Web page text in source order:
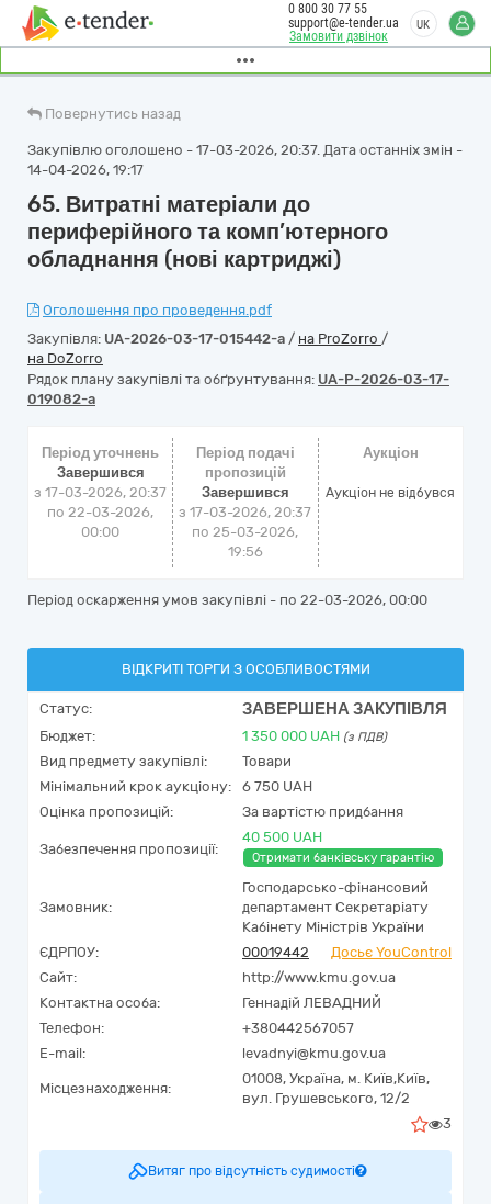
Замовити дзвінок
0 800 30 77 55
support@e-tender.ua
UK
Повернутись назад
Закупівлю оголошено - 17-03-2026, 20:37. Дата останніх змін -
14-04-2026, 19:17
65. Витратні матеріали до
периферійного та комп’ютерного
обладнання (нові картриджі)
Оголошення про проведення.pdf
Закупівля: UA-2026-03-17-015442-a / на ProZorro /
на DoZorro
Рядок плану закупівлі та обґрунтування: UA-P-2026-03-17-
019082-a
Період уточнень
Завершився
з 17-03-2026, 20:37
по 22-03-2026,
00:00
Період подачі
пропозицій
Завершився
з 17-03-2026, 20:37
по 25-03-2026,
19:56
Аукціон
Аукціон не відбувся
Період оскарження умов закупівлі - по 22-03-2026, 00:00
ВІДКРИТІ ТОРГИ З ОСОБЛИВОСТЯМИ
Статус: ЗАВЕРШЕНА ЗАКУПІВЛЯ
Бюджет: 1 350 000 UAH (з ПДВ)
Вид предмету закупівлі:
Товари
Мінімальний крок аукціону:
6 750 UAH
Оцінка пропозицій:
За вартістю придбання
Забезпечення пропозиції:
40 500 UAH
Отримати банківську гарантію
Замовник:
Господарсько-фінансовий
департамент Секретаріату
Кабінету Міністрів України
ЄДРПОУ:
00019442
Досьє YouControl
Сайт:
http://www.kmu.gov.ua
Контактна особа:
Геннадій ЛЕВАДНИЙ
Телефон:
+380442567057
E-mail:
levadnyi@kmu.gov.ua
Місцезнаходження:
01008, Україна, м. Київ,Київ,
вул. Грушевського, 12/2
3
Витяг про відсутність судимості